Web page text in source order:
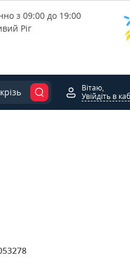
з 09:00 до 19:00
Ріг
Вітаю,
Увійдіть в